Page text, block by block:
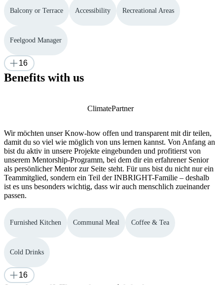
Balcony or Terrace Accessibility Recreational Areas
Feelgood Manager
16
Benefits with us
ClimatePartner
Wir möchten unser Know-how offen und transparent mit dir teilen,
damit du so viel wie möglich von uns lernen kannst. Von Anfang an
bist du aktiv in unsere Projekte eingebunden und profitierst von
unserem Mentorship-Programm, bei dem dir ein erfahrener Senior
als persönlicher Mentor zur Seite steht. Für uns bist du nicht nur ein
Teammitglied, sondern ein Teil der INBRIGHT-Familie – deshalb
ist es uns besonders wichtig, dass wir auch menschlich zueinander
passen.
Furnished Kitchen Communal Meal Coffee & Tea
Cold Drinks
16